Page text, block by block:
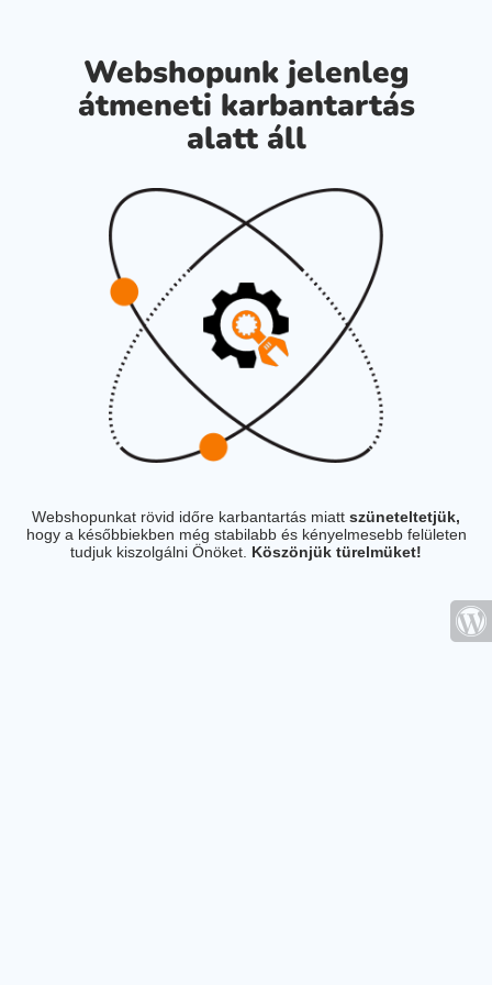
Webshopunk jelenleg
átmeneti karbantartás
alatt áll
Webshopunkat rövid időre karbantartás miatt szüneteltetjük,
hogy a későbbiekben még stabilabb és kényelmesebb felületen
tudjuk kiszolgálni Önöket. Köszönjük türelmüket!